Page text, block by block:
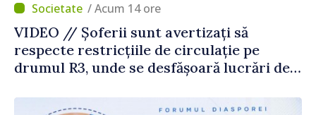
/ Acum 14 ore
VIDEO // Șoferii sunt avertizați să
respecte restricțiile de circulație pe
drumul R3, unde se desfășoară lucrări de